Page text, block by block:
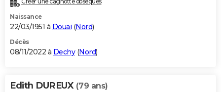
Naissance
22/03/1951 à Douai (Nord)
Décès
08/11/2022 à Dechy(Nord)
Edith DUREUX (79 ans)